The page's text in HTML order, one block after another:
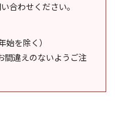
合わせください。
を除く）
間違えのないようご注